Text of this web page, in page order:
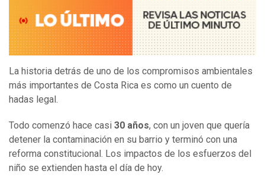
La historia detrás de uno de los compromisos ambientales
más importantes de Costa Rica es como un cuento de
hadas legal.
Todo comenzó hace casi 30 años, con un joven que quería
detener la contaminación en su barrio y terminó con una
reforma constitucional. Los impactos de los esfuerzos del
niño se extienden hasta el día de hoy.